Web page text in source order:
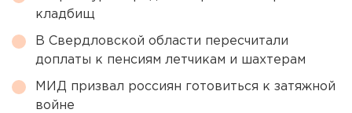
кладбищ
В Свердловской области пересчитали
доплаты к пенсиям летчикам и шахтерам
МИД призвал россиян готовиться к затяжной
войне